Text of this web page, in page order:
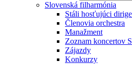
Slovenská filharmónia
Stáli hosťujúci
Členovia orchestra
Manažment
Zoznam koncertov
Zájazdy
Konkurzy